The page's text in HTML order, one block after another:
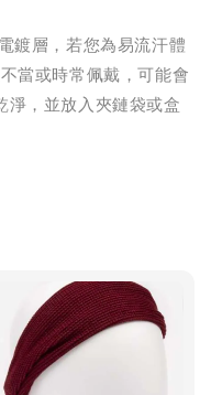
鍍層，若您為易流汗體
當或時常佩戴，可能會
淨，並放入夾鏈袋或盒